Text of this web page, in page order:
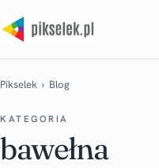
Pikselek › Blog
KATEGORIA
bawełna